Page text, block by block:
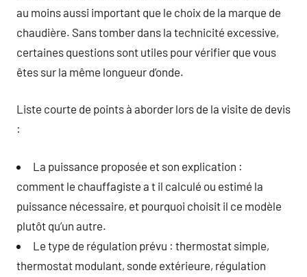
au moins aussi important que le choix de la marque de
chaudière. Sans tomber dans la technicité excessive,
certaines questions sont utiles pour vérifier que vous
êtes sur la même longueur d’onde.
Liste courte de points à aborder lors de la visite de devis
:
La puissance proposée et son explication :
comment le chauffagiste a t il calculé ou estimé la
puissance nécessaire, et pourquoi choisit il ce modèle
plutôt qu’un autre.
Le type de régulation prévu : thermostat simple,
thermostat modulant, sonde extérieure, régulation